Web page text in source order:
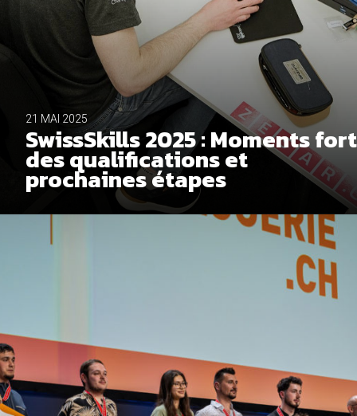
21 MAI 2025
SwissSkills 2025 : Moments
des qualifications et
prochaines étapes